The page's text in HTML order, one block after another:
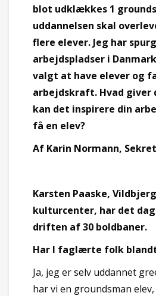
blot udklækkes 1
uddannelsen skal
flere elever. Jeg har
arbejdspladser i
valgt at have elever og
arbejdskraft. Hvad giver
kan det inspirere din
få en elev?
Af Karin Normann,
Karsten Paaske,
kulturcenter, har det
driften af 30 boldbaner.
Har I faglærte folk
Ja, jeg er selv uddannet
har vi en groundsman